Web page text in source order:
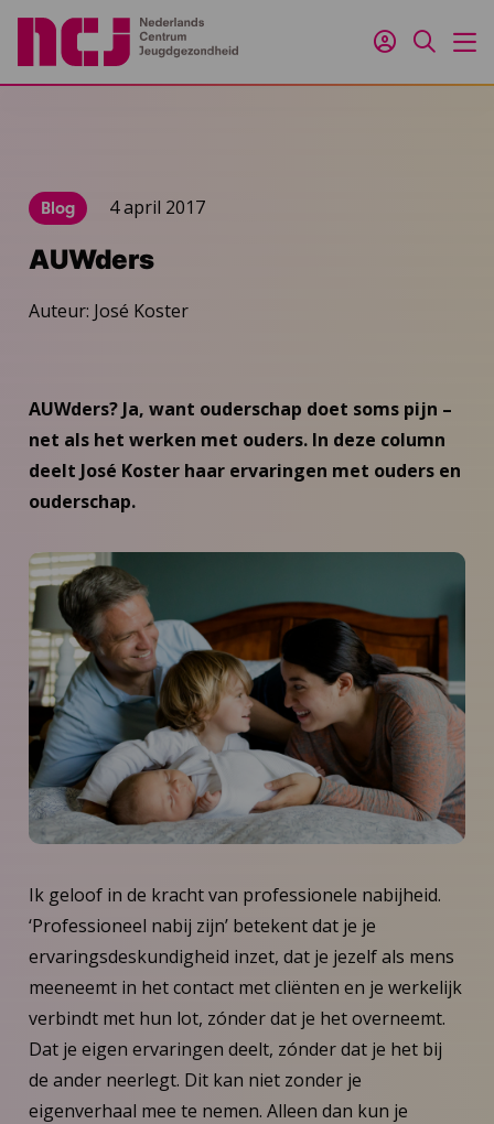
Inloggen
Zoeken
Blog 4 april 2017
AUWders
Auteur: José Koster
AUWders? Ja, want ouderschap doet soms pijn –
net als het werken met ouders. In deze column
deelt José Koster haar ervaringen met ouders en
ouderschap.
Ik geloof in de kracht van professionele nabijheid.
‘Professioneel nabij zijn’ betekent dat je je
ervaringsdeskundigheid inzet, dat je jezelf als mens
meeneemt in het contact met cliënten en je werkelijk
verbindt met hun lot, zónder dat je het overneemt.
Dat je eigen ervaringen deelt, zónder dat je het bij
de ander neerlegt. Dit kan niet zonder je
eigenverhaal mee te nemen. Alleen dan kun je